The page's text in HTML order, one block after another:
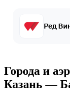
Ред
Города и
Казань —